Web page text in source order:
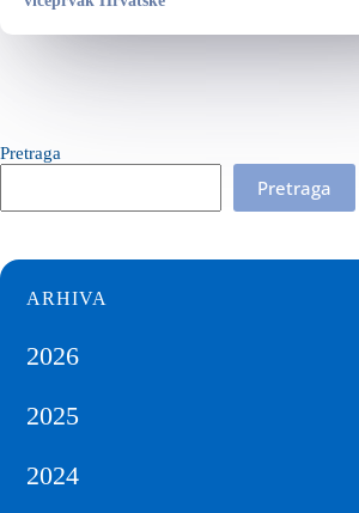
Pretraga
Pretraga
ARHIVA
2026
2025
2024